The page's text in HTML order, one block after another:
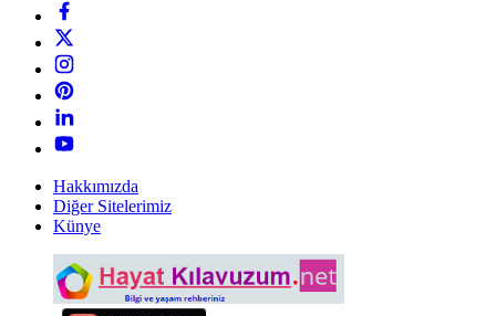
Hakkımızda
Diğer Sitelerimiz
Künye